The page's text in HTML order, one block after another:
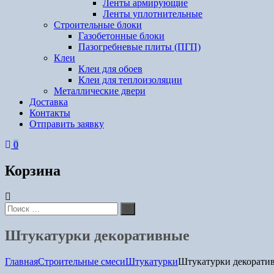
Ленты армирующие
Ленты уплотнительные
Строительные блоки
Газобетонные блоки
Пазогребневые плиты (ПГП)
Клеи
Клеи для обоев
Клеи для теплоизоляции
Металлические двери
Доставка
Контакты
Отправить заявку
0
Корзина
Искать:
Штукатурки декоративные
ГлавнаяСтроительные смесиШтукатуркиШтукатурки